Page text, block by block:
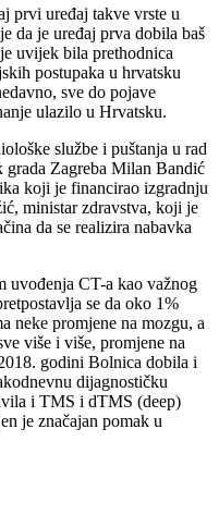
prvi uređaj takve vrste u
da je uređaj prva dobila baš
uvijek bila prethodnica
postupaka u hrvatsku
sve do pojave
ulazilo u Hrvatsku.
službe i puštanja u rad
grada Zagreba Milan Bandić
koji je financirao izgradnju
ministar zdravstva, koji je
da se realizira nabavka
uvođenja CT-a kao važnog
se da oko 1%
neke promjene na mozgu, a
više i više, promjene na
godini Bolnica dobila i
dijagnostičku
i TMS i dTMS (deep)
je značajan pomak u